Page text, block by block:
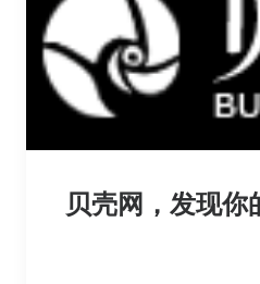
贝壳网，发现你